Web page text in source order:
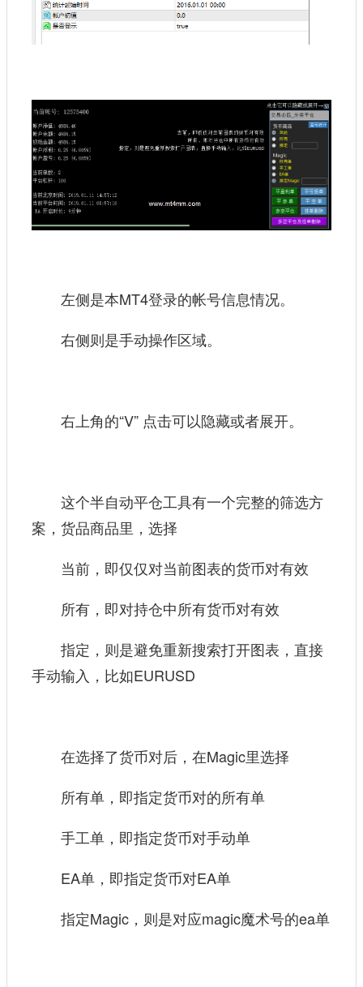
左侧是本MT4登录的帐号信息情况。
右侧则是手动操作区域。
右上角的“V” 点击可以隐藏或者展开。
这个半自动平仓工具有一个完整的筛选方
案，货品商品里，选择
当前，即仅仅对当前图表的货币对有效
所有，即对持仓中所有货币对有效
指定，则是避免重新搜索打开图表，直接
手动输入，比如EURUSD
在选择了货币对后，在Magic里选择
所有单，即指定货币对的所有单
手工单，即指定货币对手动单
EA单，即指定货币对EA单
指定Magic，则是对应magic魔术号的ea单